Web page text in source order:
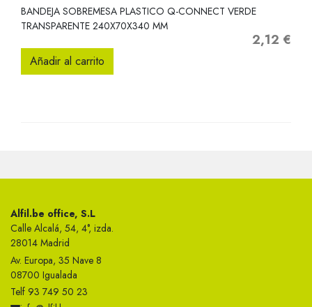
BANDEJA SOBREMESA PLASTICO Q-CONNECT VERDE
TRANSPARENTE 240X70X340 MM
Precio
2,12 €
Añadir al carrito
Alfil.be office, S.L
Calle Alcalá, 54, 4°, izda.
28014 Madrid
Av. Europa, 35 Nave 8
08700 Igualada
Telf 93 749 50 23